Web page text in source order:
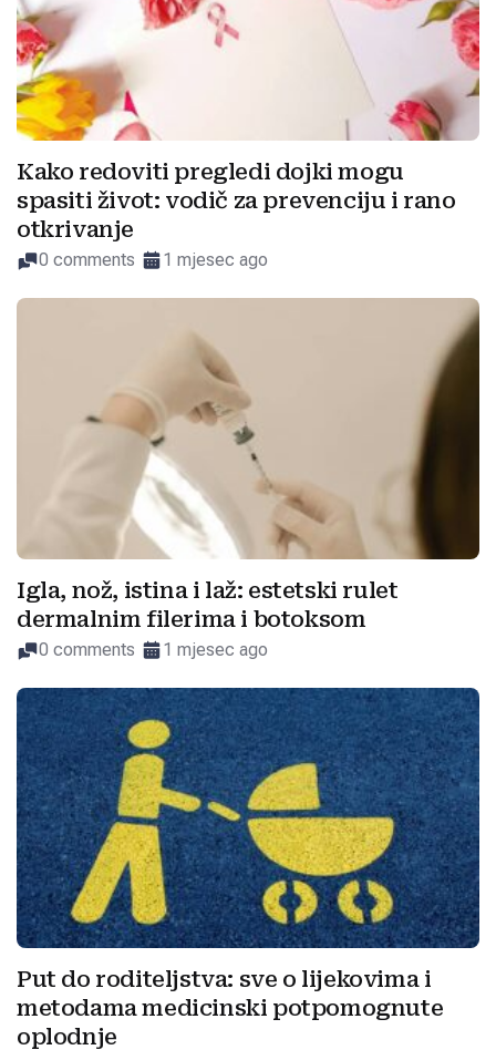
Kako redoviti pregledi dojki mogu
spasiti život: vodič za prevenciju i rano
otkrivanje
0 comments 1 mjesec ago
Igla, nož, istina i laž: estetski rulet
dermalnim filerima i botoksom
0 comments 1 mjesec ago
Put do roditeljstva: sve o lijekovima i
metodama medicinski potpomognute
oplodnje